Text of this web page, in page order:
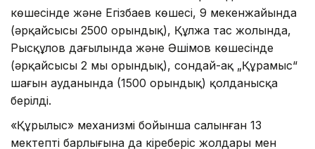
көшесінде және Егізбаев көшесі, 9 мекенжайында
(әрқайсысы 2500 орындық), Құлжа тас жолында,
Рысқұлов даңғылында және Әшімов көшесінде
(әрқайсысы 2 мың орындық), сондай-ақ „Құрамыс“
шағын ауданында (1500 орындық) қолданысқа
берілді.
«Құрылыс» механизмі бойынша салынған 13
мектептің барлығына да кіреберіс жолдары мен